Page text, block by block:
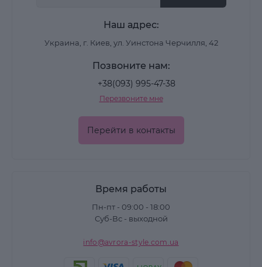
Наш адрес:
Украина, г. Киев, ул. Уинстона Черчилля, 42
Позвоните нам:
+38(093) 995-47-38
Перезвоните мне
Перейти в контакты
Время работы
Пн-пт - 09:00 - 18:00
Суб-Вс - выходной
info@avrora-style.com.ua